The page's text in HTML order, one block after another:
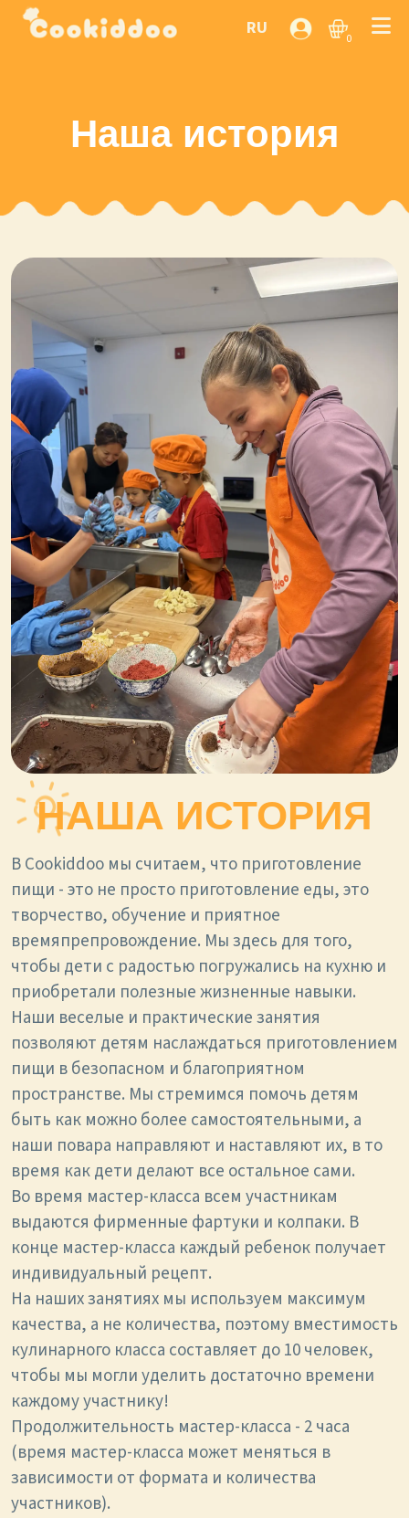
RU 0
Наша история
НАША ИСТОРИЯ
В Cookiddoo мы считаем, что приготовление
пищи - это не просто приготовление еды, это
творчество, обучение и приятное
времяпрепровождение. Мы здесь для того,
чтобы дети с радостью погружались на кухню и
приобретали полезные жизненные навыки.
Наши веселые и практические занятия
позволяют детям наслаждаться приготовлением
пищи в безопасном и благоприятном
пространстве. Мы стремимся помочь детям
быть как можно более самостоятельными, а
наши повара направляют и наставляют их, в то
время как дети делают все остальное сами.
Во время мастер-класса всем участникам
выдаются фирменные фартуки и колпаки. В
конце мастер-класса каждый ребенок получает
индивидуальный рецепт.
На наших занятиях мы используем максимум
качества, а не количества, поэтому вместимость
кулинарного класса составляет до 10 человек,
чтобы мы могли уделить достаточно времени
каждому участнику!
Продолжительность мастер-класса - 2 часа
(время мастер-класса может меняться в
зависимости от формата и количества
участников).